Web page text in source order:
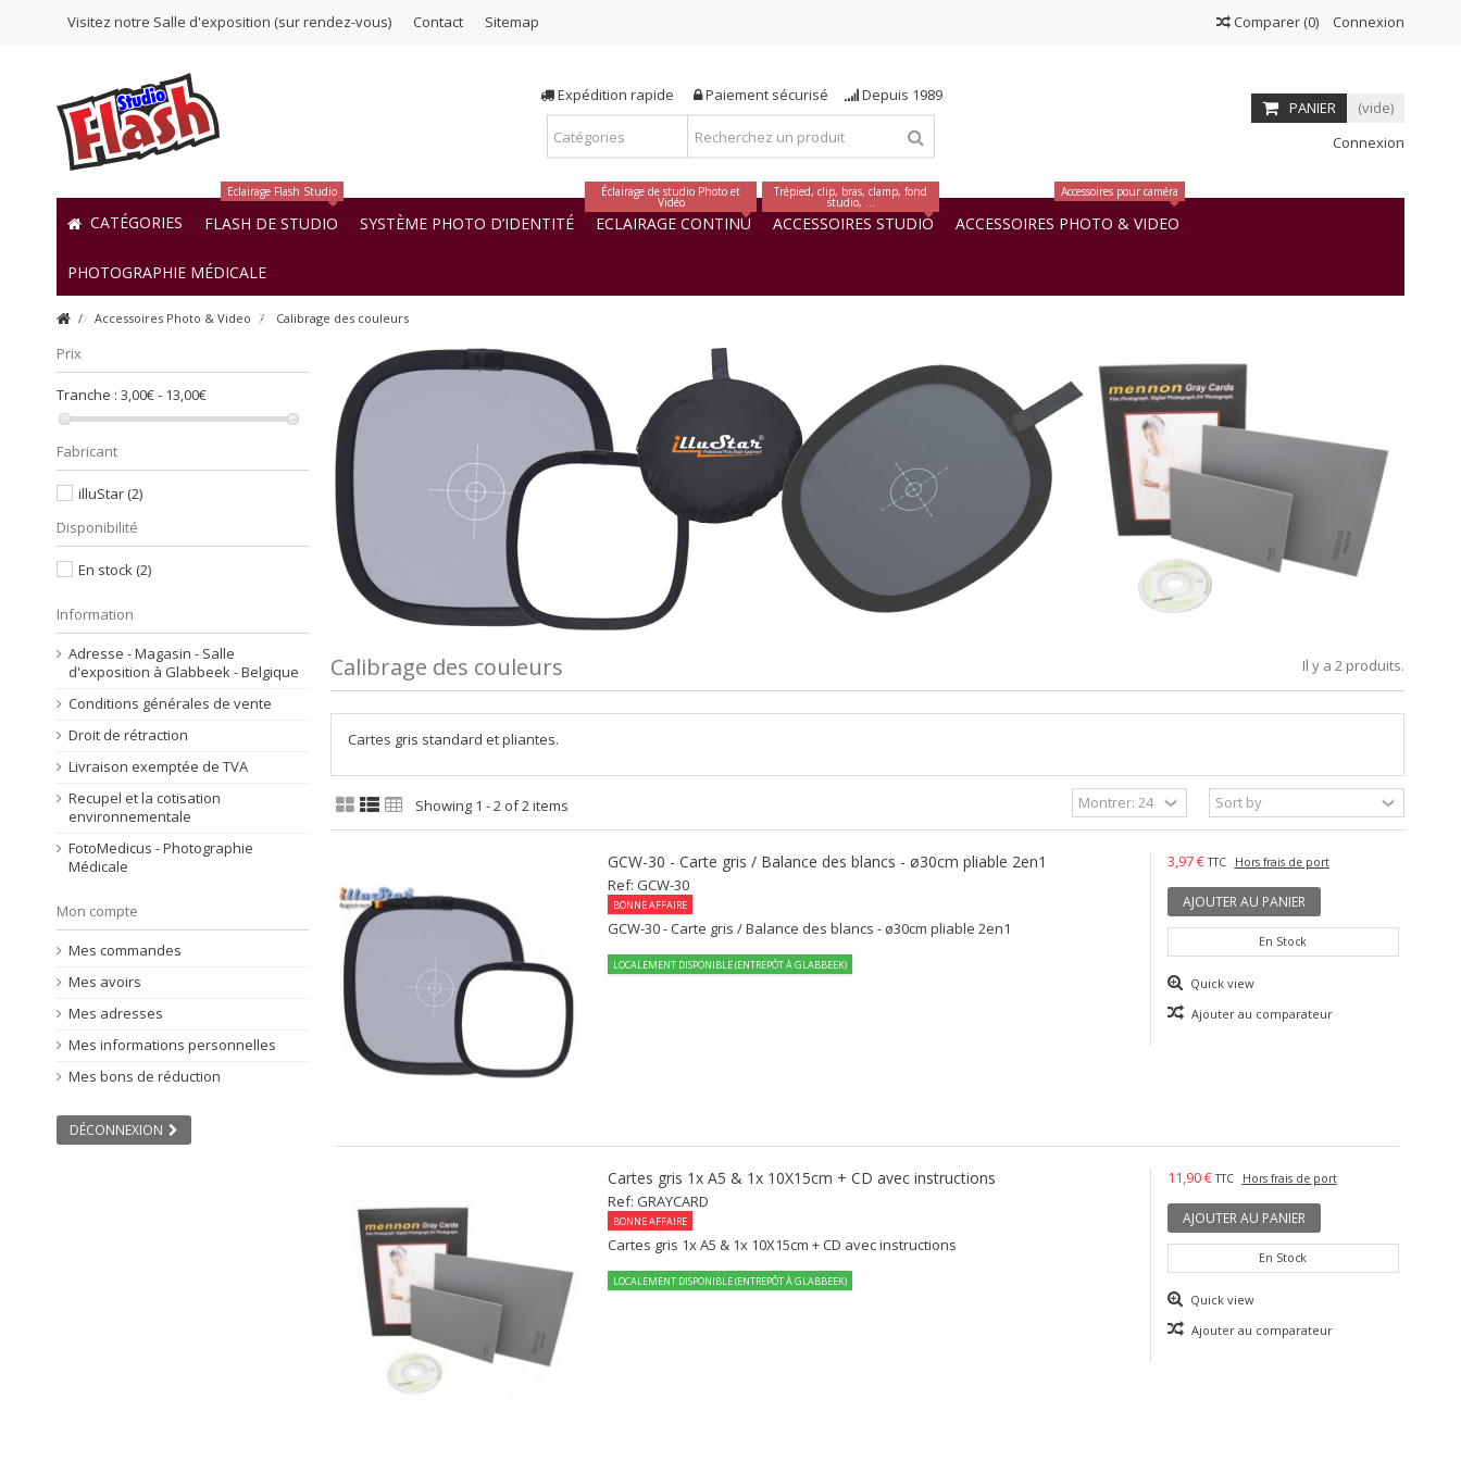
Visitez notre Salle d'exposition (sur rendez-vous) Contact Sitemap Connexion
Comparer (0)
Expédition rapide Paiement sécurisé Depuis 1989
PANIER
(vide)
Connexion
CATÉGORIES FLASH DE STUDIO
Eclairage Flash Studio
SYSTÈME PHOTO D’IDENTITÉ ECLAIRAGE CONTINU
Éclairage de studio Photo et
Vidéo
ACCESSOIRES STUDIO
Trépied, clip, bras, clamp, fond
studio, ...
ACCESSOIRES PHOTO & VIDEO
Accessoires pour caméra
PHOTOGRAPHIE MÉDICALE
Accessoires Photo & Video Calibrage des couleurs
Calibrage des couleurs Il y a 2 produits.
Cartes gris standard et pliantes.
Showing 1 - 2 of 2 items
GCW-30 - Carte gris / Balance des blancs - ø30cm pliable 2en1
Ref: GCW-30
BONNE AFFAIRE
GCW-30 - Carte gris / Balance des blancs - ø30cm pliable 2en1
LOCALEMENT DISPONIBLE (ENTREPÔT À GLABBEEK)
3,97 € TTC Hors frais de port
AJOUTER AU PANIER
En Stock
Quick view
Ajouter au comparateur
Cartes gris 1x A5 & 1x 10X15cm + CD avec instructions
Ref: GRAYCARD
BONNE AFFAIRE
Cartes gris 1x A5 & 1x 10X15cm + CD avec instructions
LOCALEMENT DISPONIBLE (ENTREPÔT À GLABBEEK)
11,90 € TTC Hors frais de port
AJOUTER AU PANIER
En Stock
Quick view
Ajouter au comparateur
Prix
Tranche : 3,00€ - 13,00€
Fabricant
illuStar (2)
Disponibilité
En stock (2)
Information
Adresse - Magasin - Salle
d'exposition à Glabbeek - Belgique
Conditions générales de vente
Droit de rétraction
Livraison exemptée de TVA
Recupel et la cotisation
environnementale
FotoMedicus - Photographie
Médicale
Mon compte
Mes commandes
Mes avoirs
Mes adresses
Mes informations personnelles
Mes bons de réduction
DÉCONNEXION